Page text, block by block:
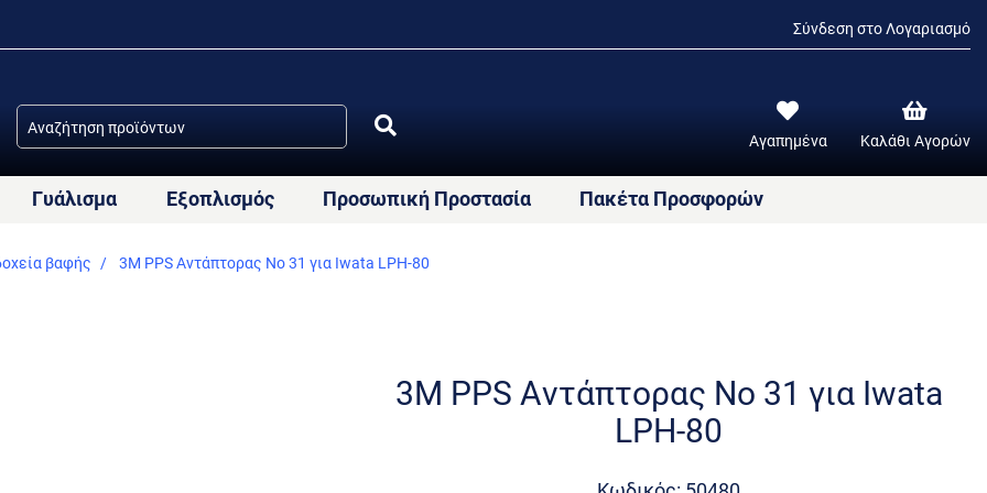
Σύνδεση στο Λογαριασμό
Αγαπημένα Καλάθι Αγορών
Γυάλισμα Εξοπλισμός Προσωπική Προστασία Πακέτα Προσφορών
βαφής 3M PPS Αντάπτορας Νο 31 για Iwata LPH-80
3M PPS Αντάπτορας Νο 31 για Iwata
LPH-80